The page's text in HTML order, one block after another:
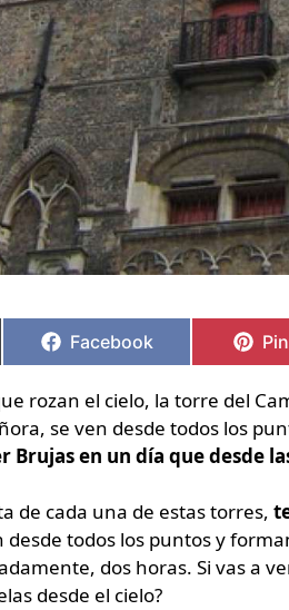
en
Facebook
en
rozan el cielo, la torre del
se ven desde todos los
Brujas en un día que desde
de cada una de estas torres,
desde todos los puntos y
dos horas. Si vas a
desde el cielo?
en
en